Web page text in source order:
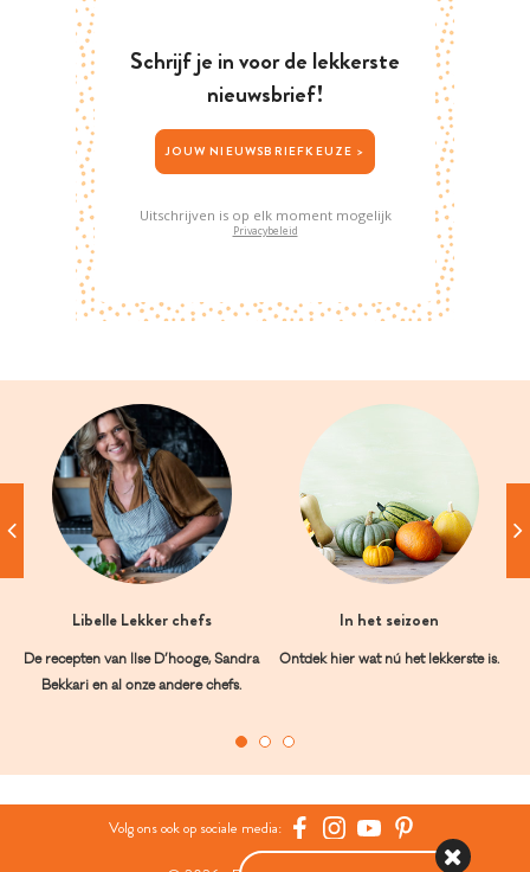
Schrijf je in voor de lekkerste
nieuwsbrief!
JOUW NIEUWSBRIEFKEUZE >
Uitschrijven is op elk moment mogelijk
Privacybeleid
Libelle Lekker chefs
De recepten van Ilse D’hooge, Sandra
Bekkari en al onze andere chefs.
In het seizoen
Ontdek hier wat nú het lekkerste is.
Volg ons ook op sociale media: